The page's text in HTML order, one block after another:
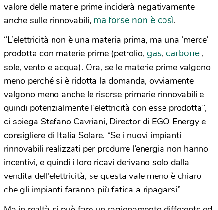
valore delle materie prime inciderà negativamente
anche sulle rinnovabili, ma forse non è così.
“L’elettricità non è una materia prima, ma una ‘merce’
prodotta con materie prime (petrolio, gas, carbone ,
sole, vento e acqua). Ora, se le materie prime valgono
meno perché si è ridotta la domanda, ovviamente
valgono meno anche le risorse primarie rinnovabili e
quindi potenzialmente l’elettricità con esse prodotta”,
ci spiega Stefano Cavriani, Director di EGO Energy e
consigliere di Italia Solare. “Se i nuovi impianti
rinnovabili realizzati per produrre l’energia non hanno
incentivi, e quindi i loro ricavi derivano solo dalla
vendita dell’elettricità, se questa vale meno è chiaro
che gli impianti faranno più fatica a ripagarsi”.